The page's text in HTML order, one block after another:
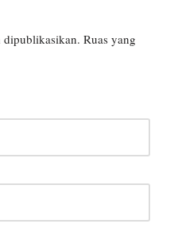
dipublikasikan. Ruas yang